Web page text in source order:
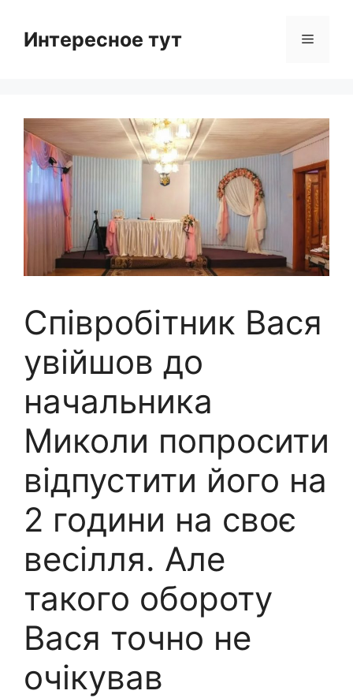
contentИнтересное тут Menu
Співробітник Вася
увійшов до
начальника
Миколи попросити
відпустити його на
2 години на своє
весілля. Але
такого обороту
Вася точно не
очікував